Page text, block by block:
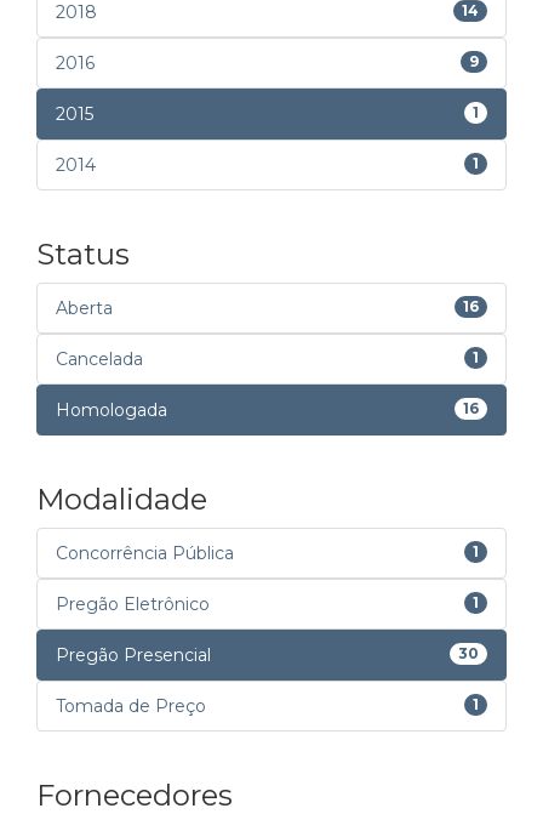
2018 14
2016 9
2015 1
2014 1
Status
Aberta 16
Cancelada 1
Homologada 16
Modalidade
Concorrência Pública 1
Pregão Eletrônico 1
Pregão Presencial 30
Tomada de Preço 1
Fornecedores